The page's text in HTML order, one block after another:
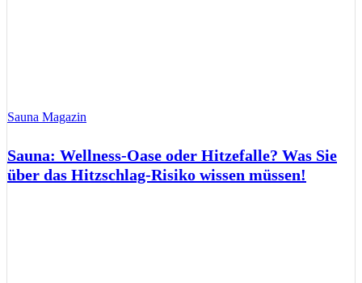
Sauna Magazin
Sauna: Wellness-Oase oder Hitzefalle? Was Sie
über das Hitzschlag-Risiko wissen müssen!